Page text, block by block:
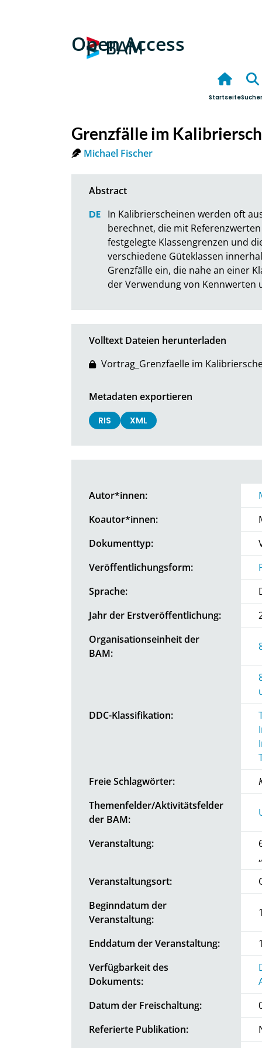
Open Access
Startseite
Grenzfälle im
Michael Fischer
In Kalibrierscheinen werden oft
berechnet, die mit
festgelegte Klassengrenzen und
verschiedene Güteklassen
Grenzfälle ein, die nahe an einer
der Verwendung von Kennwerten
Volltext Dateien herunterladen
Vortrag_Grenzfaelle im
Metadaten exportieren
RIS XML
Autor*innen:
Koautor*innen:
Dokumenttyp:
Veröffentlichungsform:
Sprache:
Jahr der Erstveröffentlichung:
Organisationseinheit der
BAM:
DDC-Klassifikation:
Freie Schlagwörter:
Themenfelder/Aktivitätsfelder
der BAM:
Veranstaltung:
Veranstaltungsort:
Beginndatum der
Veranstaltung:
Enddatum der Veranstaltung:
Verfügbarkeit des
Dokuments:
Datum der Freischaltung:
Referierte Publikation: